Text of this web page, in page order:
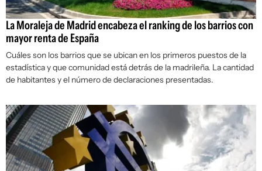
La Moraleja de Madrid encabeza el ranking de los barrios con
mayor renta de España
Cuáles son los barrios que se ubican en los primeros puestos de la
estadística y que comunidad está detrás de la madrileña. La cantidad
de habitantes y el número de declaraciones presentadas.